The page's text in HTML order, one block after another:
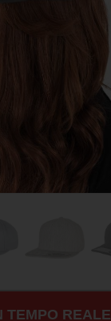
TEMPO REALE